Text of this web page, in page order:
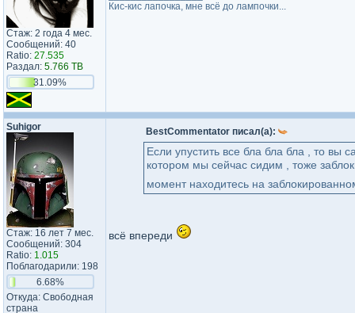
Стаж: 2 года 4 мес.
Сообщений: 40
Ratio: 27.535
Раздал: 5.766 TB
31.09%
Кис-кис лапочка, мне всё до лампочки...
Suhigor
Стаж: 16 лет 7 мес.
Сообщений: 304
Ratio: 1.015
Поблагодарили: 198
6.68%
Откуда: Свободная
страна
BestCommentator писал(а):
Если упустить все бла бла бла , то вы
котором мы сейчас сидим , тоже
момент находитесь на
всё впереди